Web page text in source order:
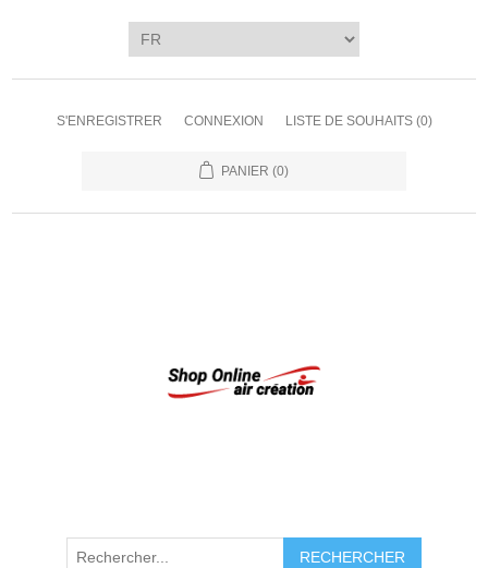
S'ENREGISTRER CONNEXION LISTE DE SOUHAITS (0)
PANIER (0)
RECHERCHER